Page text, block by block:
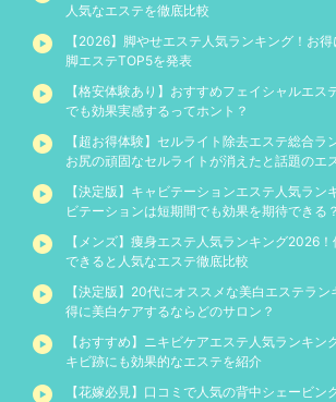
人気なエステを徹底比較
【2026】脚やせエステ人気ランキング！お
脚エステTOP5を発表
【格安体験あり】おすすめフェイシャルエス
でも効果実感するってホント？
【超お得体験】セルライト除去エステ総合ラ
お尻の頑固なセルライトが消えたと話題のエ
【決定版】キャビテーションエステ人気ラン
ビテーションは短期間でも効果を期待できる？
【メンズ】痩身エステ人気ランキング2026
できると人気なエステ徹底比較
【決定版】20代にオススメな美白エステラ
得に美白ケアするならどのサロン？
【おすすめ】ニキビケアエステ人気ランキン
キビ跡にも効果的なエステを紹介
【花嫁必見】口コミで人気の背中シェービン